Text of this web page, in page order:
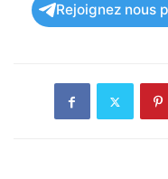
Rejoignez nous